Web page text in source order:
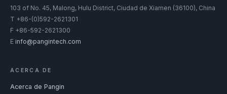
103 of No. 45, Malong, Hulu District, Ciudad de Xiamen (36100), China
T +86-(0)592-2621301
F +86-592-2621300
E info@pangintech.com
ACERCA DE
Acerca de Pangin